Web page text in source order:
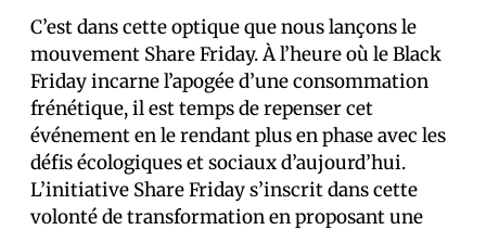
C’est dans cette optique que nous lançons le
mouvement Share Friday. À l’heure où le Black
Friday incarne l’apogée d’une consommation
frénétique, il est temps de repenser cet
événement en le rendant plus en phase avec les
défis écologiques et sociaux d’aujourd’hui.
L’initiative Share Friday s’inscrit dans cette
volonté de transformation en proposant une